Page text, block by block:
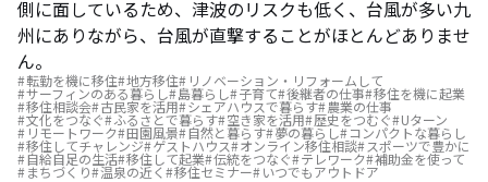
側に面しているため、津波のリスクも低く、台風が多い九
州にありながら、台風が直撃することがほとんどありませ
ん。
転勤を機に移住 地方移住 リノベーション・リフォームして
サーフィンのある暮らし 島暮らし 子育て 後継者の仕事 移住を機に起業
移住相談会 古民家を活用 シェアハウスで暮らす 農業の仕事
文化をつなぐ ふるさとで暮らす 空き家を活用 歴史をつむぐ Uターン
リモートワーク 田園風景 自然と暮らす 夢の暮らし コンパクトな暮らし
移住してチャレンジ ゲストハウス オンライン移住相談 スポーツで豊かに
自給自足の生活 移住して起業 伝統をつなぐ テレワーク 補助金を使って
まちづくり 温泉の近く 移住セミナー
いつでもアウトドア